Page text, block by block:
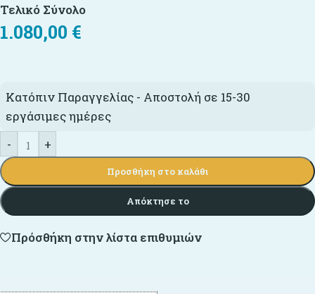
Τελικό Σύνολο
1.080,00 €
Κατόπιν Παραγγελίας - Αποστολή σε 15-30
εργάσιμες ημέρες
-
+
Προσθήκη στο καλάθι
Απόκτησε το
Πρόσθήκη στην λίστα επιθυμιών